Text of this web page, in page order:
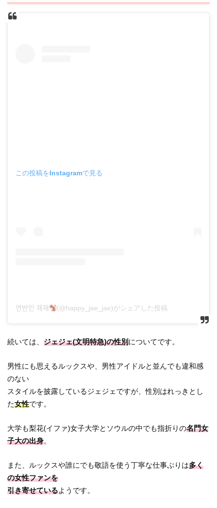
この投稿をInstagramで見る
연반인 재재 (@happy_jae_jae)がシェアした投稿
続いては、ジェジェ(文明特急)の性別についてです。
男性にも思えるルックスや、男性アイドルと並んでも違和感
のない
スタイルを披露しているジェジェですが、性別はれっきとし
た女性です。
大学も梨花(イファ)女子大学とソウルの中でも指折りの名門女
子大の出身。
また、ルックスや誰にでも敬語を使う丁寧な仕事ぶりは多く
の女性ファンを
引き寄せているようです。